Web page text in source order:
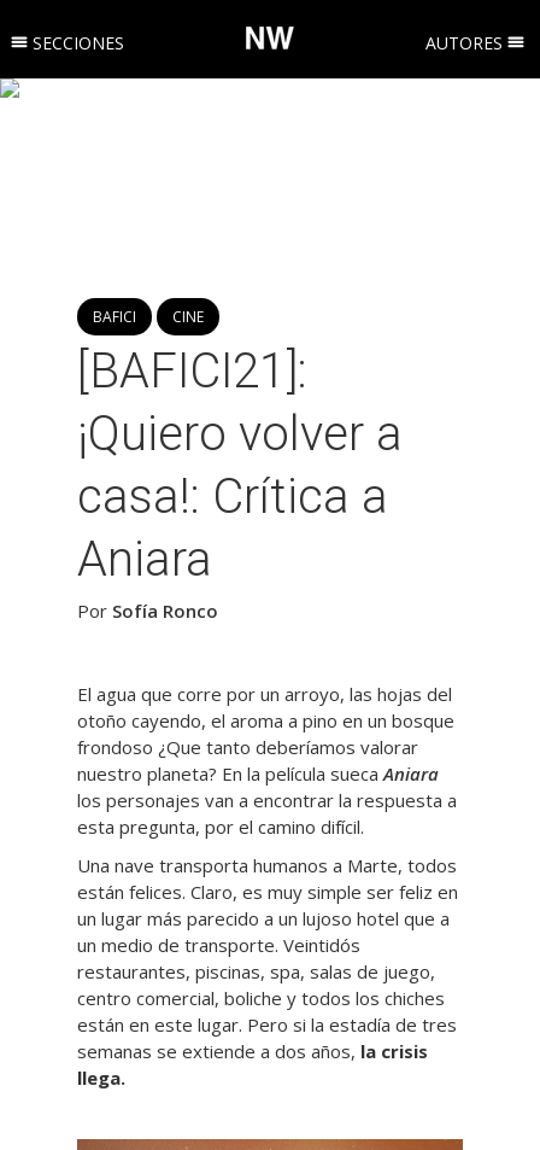
SECCIONES AUTORES
BAFICI CINE
[BAFICI21]:
¡Quiero volver a
casa!: Crítica a
Aniara
Por Sofía Ronco
El agua que corre por un arroyo, las hojas del
otoño cayendo, el aroma a pino en un bosque
frondoso ¿Que tanto deberíamos valorar
nuestro planeta? En la película suecaAniara
los personajes van a encontrar la respuesta a
esta pregunta, por el camino difícil.
Una nave transporta humanos a Marte, todos
están felices. Claro, es muy simple ser feliz en
un lugar más parecido a un lujoso hotel que a
un medio de transporte. Veintidós
restaurantes, piscinas, spa, salas de juego,
centro comercial, boliche y todos los chiches
están en este lugar. Pero si la estadía de tres
semanas se extiende a dos años, la crisis
llega.